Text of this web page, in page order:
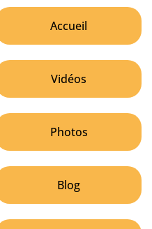
Accueil
Vidéos
Photos
Blog